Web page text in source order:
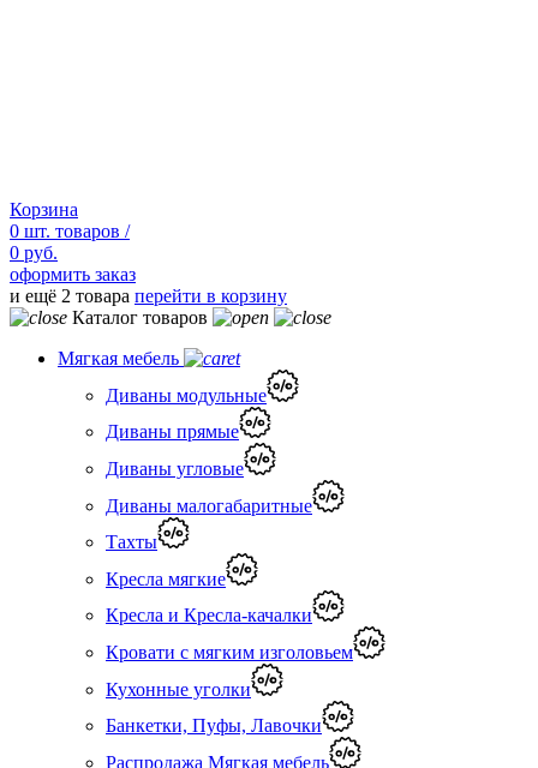
Корзина
0 шт. товаров /
0 руб.
оформить заказ
и ещё 2 товара перейти в корзину
Каталог товаров
Мягкая мебель
Диваны модульные
Диваны прямые
Диваны угловые
Диваны малогабаритные
Тахты
Кресла мягкие
Кресла и Кресла-качалки
Кровати с мягким изголовьем
Кухонные уголки
Банкетки, Пуфы, Лавочки
Распродажа Мягкая мебель